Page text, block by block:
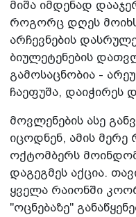
მიშა იმდენად
როგორც დღეს
არჩევნების
ბიულეტენების
გამოსაცნობია -
ჩაეფუშა, დაიჭირეს
მოვლენების ასე
იცოდნენ, ამის
ოქტომბერს
დაგეგმეს აქცია.
ყველა რაიონში
"ოცნებაზე"